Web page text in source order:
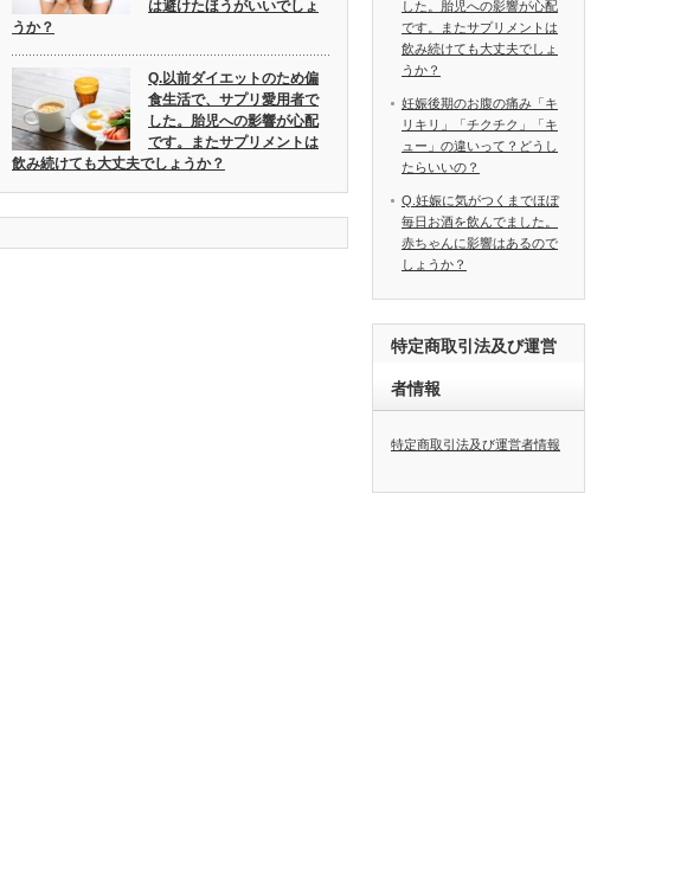
は避けたほうがいいでしょ
うか？
Q.以前ダイエットのため偏
食生活で、サプリ愛用者で
した。胎児への影響が心配
です。またサプリメントは
飲み続けても大丈夫でしょうか？
した。胎児への影響が心配
です。またサプリメントは
飲み続けても大丈夫でしょ
うか？
妊娠後期のお腹の痛み「キ
リキリ」「チクチク」「キ
ュー」の違いって？どうし
たらいいの？
Q.妊娠に気がつくまでほぼ
毎日お酒を飲んでました。
赤ちゃんに影響はあるので
しょうか？
特定商取引法及び運営
者情報
特定商取引法及び運営者情報